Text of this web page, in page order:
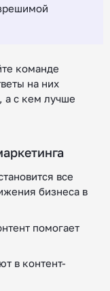
команде
на них
а с кем лучше
все
бизнеса в
помогает
в контент-